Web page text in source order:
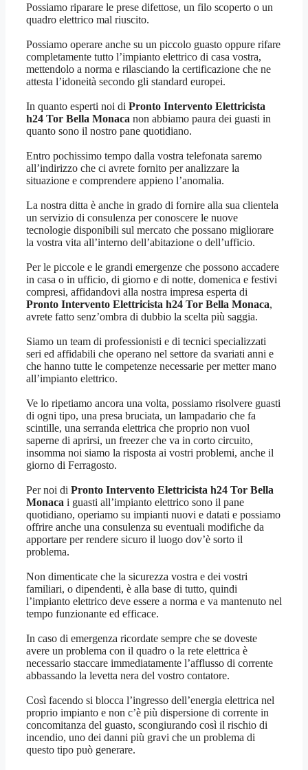
Possiamo riparare le prese difettose, un filo scoperto o un
quadro elettrico mal riuscito.
Possiamo operare anche su un piccolo guasto oppure rifare
completamente tutto l’impianto elettrico di casa vostra,
mettendolo a norma e rilasciando la certificazione che ne
attesta l’idoneità secondo gli standard europei.
In quanto esperti noi di Pronto Intervento Elettricista
h24 Tor Bella Monaca non abbiamo paura dei guasti in
quanto sono il nostro pane quotidiano.
Entro pochissimo tempo dalla vostra telefonata saremo
all’indirizzo che ci avrete fornito per analizzare la
situazione e comprendere appieno l’anomalia.
La nostra ditta è anche in grado di fornire alla sua clientela
un servizio di consulenza per conoscere le nuove
tecnologie disponibili sul mercato che possano migliorare
la vostra vita all’interno dell’abitazione o dell’ufficio.
Per le piccole e le grandi emergenze che possono accadere
in casa o in ufficio, di giorno e di notte, domenica e festivi
compresi, affidandovi alla nostra impresa esperta di
Pronto Intervento Elettricista h24 Tor Bella Monaca,
avrete fatto senz’ombra di dubbio la scelta più saggia.
Siamo un team di professionisti e di tecnici specializzati
seri ed affidabili che operano nel settore da svariati anni e
che hanno tutte le competenze necessarie per metter mano
all’impianto elettrico.
Ve lo ripetiamo ancora una volta, possiamo risolvere guasti
di ogni tipo, una presa bruciata, un lampadario che fa
scintille, una serranda elettrica che proprio non vuol
saperne di aprirsi, un freezer che va in corto circuito,
insomma noi siamo la risposta ai vostri problemi, anche il
giorno di Ferragosto.
Per noi di Pronto Intervento Elettricista h24 Tor Bella
Monaca i guasti all’impianto elettrico sono il pane
quotidiano, operiamo su impianti nuovi e datati e possiamo
offrire anche una consulenza su eventuali modifiche da
apportare per rendere sicuro il luogo dov’è sorto il
problema.
Non dimenticate che la sicurezza vostra e dei vostri
familiari, o dipendenti, è alla base di tutto, quindi
l’impianto elettrico deve essere a norma e va mantenuto nel
tempo funzionante ed efficace.
In caso di emergenza ricordate sempre che se doveste
avere un problema con il quadro o la rete elettrica è
necessario staccare immediatamente l’afflusso di corrente
abbassando la levetta nera del vostro contatore.
Così facendo si blocca l’ingresso dell’energia elettrica nel
proprio impianto e non c’è più dispersione di corrente in
concomitanza del guasto, scongiurando così il rischio di
incendio, uno dei danni più gravi che un problema di
questo tipo può generare.